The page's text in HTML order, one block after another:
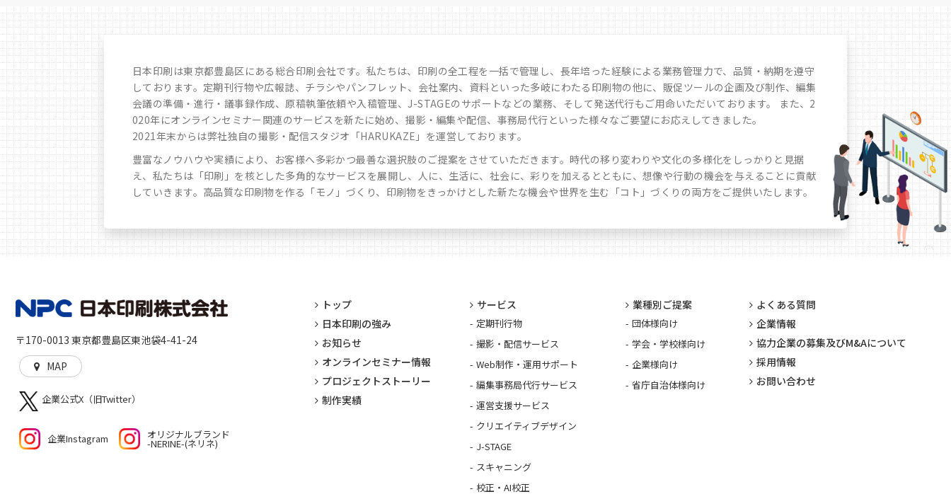
日本印刷は東京都豊島区にある総合印刷会社です。私たちは、印刷の全工程を一括で管理し、長年培った経験による業務管理力で、品質・納期を遵守
しております。定期刊行物や広報誌、チラシやパンフレット、会社案内、資料といった多岐にわたる印刷物の他に、販促ツールの企画及び制作、編集
会議の準備・進行・議事録作成、原稿執筆依頼や入稿管理、J-STAGEのサポートなどの業務、そして発送代行もご用命いただいております。 また、2
020年にオンラインセミナー関連のサービスを新たに始め、撮影・編集や配信、事務局代行といった様々なご要望にお応えしてきました。
2021年末からは弊社独自の撮影・配信スタジオ「HARUKAZE」を運営しております。
豊富なノウハウや実績により、お客様へ多彩かつ最善な選択肢のご提案をさせていただきます。時代の移り変わりや文化の多様化をしっかりと見据
え、私たちは「印刷」を核とした多角的なサービスを展開し、人に、生活に、社会に、彩りを加えるとともに、想像や行動の機会を与えることに貢献
していきます。高品質な印刷物を作る「モノ」づくり、印刷物をきっかけとした新たな機会や世界を生む「コト」づくりの両方をご提供いたします。
〒170-0013 東京都豊島区東池袋4-41-24
MAP
企業公式X（旧Twitter）
企業Instagram オリジナルブランド
-NERINE-(ネリネ)
トップ
日本印刷の強み
お知らせ
オンラインセミナー情報
プロジェクトストーリー
制作実績
サービス
定期刊行物
撮影・配信サービス
Web制作・運用サポート
編集事務局代行サービス
運営支援サービス
クリエイティブデザイン
J-STAGE
スキャニング
校正・AI校正
業種別ご提案
団体様向け
学会・学校様向け
企業様向け
省庁自治体様向け
よくある質問
企業情報
協力企業の募集及びM&Aについて
採用情報
お問い合わせ